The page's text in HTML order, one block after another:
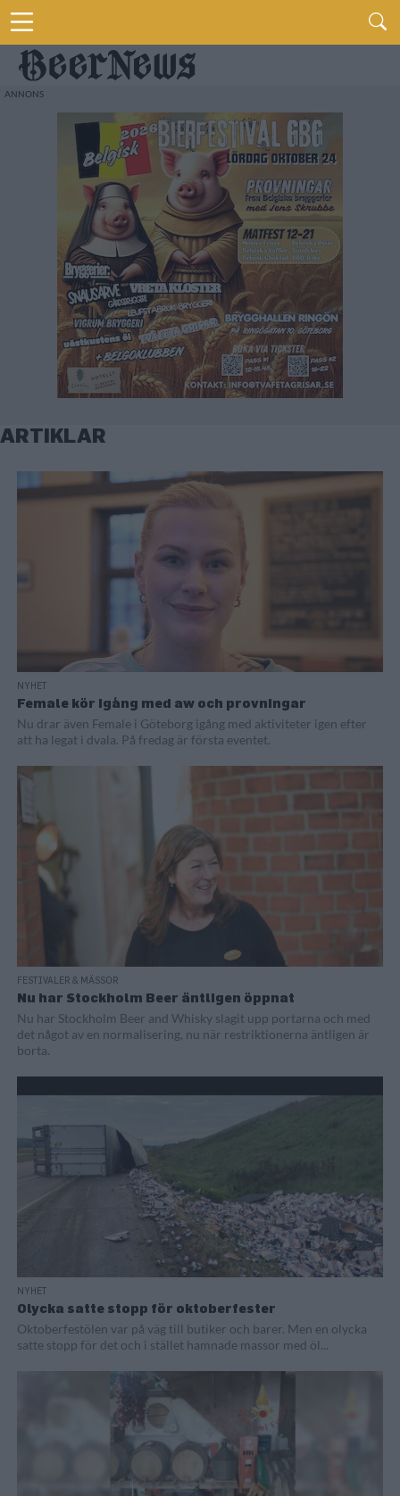
ARTIKLAR
NYHET
Female kör igång med aw och provningar
Nu drar även Female i Göteborg igång med aktiviteter igen efter
att ha legat i dvala. På fredag är första eventet.
FESTIVALER & MÄSSOR
Nu har Stockholm Beer äntligen öppnat
Nu har Stockholm Beer and Whisky slagit upp portarna och med
det något av en normalisering, nu när restriktionerna äntligen är
borta.
NYHET
Olycka satte stopp för oktoberfester
Oktoberfestölen var på väg till butiker och barer. Men en olycka
satte stopp för det och i stället hamnade massor med öl...